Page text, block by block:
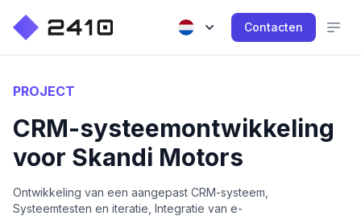
Contacten
PROJECT
CRM-systeemontwikkeling
voor Skandi Motors
Ontwikkeling van een aangepast CRM-systeem,
Systeemtesten en iteratie, Integratie van e-